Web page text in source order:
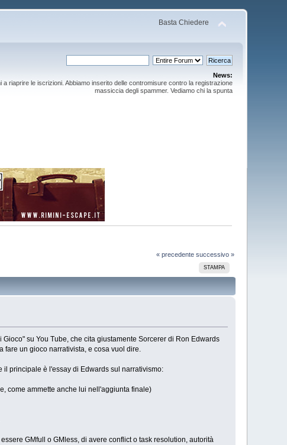
Basta Chiedere
News:
a riaprire le iscrizioni. Abbiamo inserito delle contromisure contro la registrazione
massiccia degli spammer. Vediamo chi la spunta
« precedente successivo »
STAMPA
su You Tube, che cita giustamente Sorcerer di Ron Edwards
fare un gioco narrativista, e cosa vuol dire.
principale è l'essay di Edwards sul narrativismo:
come ammette anche lui nell'aggiunta finale)
GMfull o GMless, di avere conflict o task resolution, autorità